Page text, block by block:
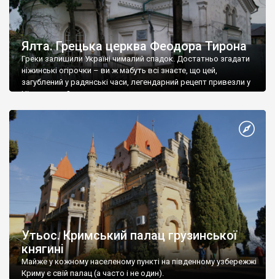
Ялта. Грецька церква Феодора Тирона
Греки залишили Україні чималий спадок. Достатньо згадати
ніжинські огірочки – ви ж мабуть всі знаєте, що цей,
загублений у радянські часи, легендарний рецепт привезли у
Ніжин греки?
Утьос. Кримський палац грузинської
княгині
Майже у кожному населеному пункті на південному узбережжі
Криму є свій палац (а часто і не один).